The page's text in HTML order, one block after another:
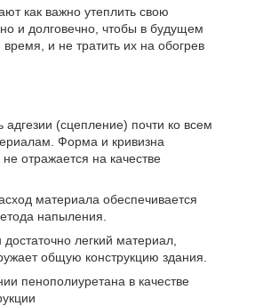
адгезии (сцепление) почти ко всем
Форма и кривизна
отражается на качестве
материала обеспечивается
напыления.
легкий материал,
общую конструкцию здания.
пенополиуретана в качестве
как важно утеплить свою
и долговечно, чтобы в будущем
и не тратить их на обогрев